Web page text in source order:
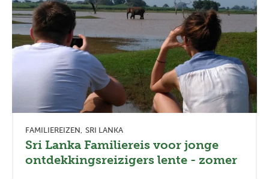
FAMILIEREIZEN SRI LANKA
Sri Lanka Familiereis voor jonge
ontdekkingsreizigers lente - zomer